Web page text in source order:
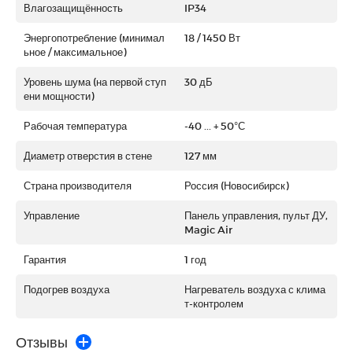
Влагозащищённость IP34
Энергопотребление (минимал
ьное / максимальное)
18 / 1450 Вт
Уровень шума (на первой ступ
ени мощности)
30 дБ
Рабочая температура -40 ... + 50°С
Диаметр отверстия в стене 127 мм
Страна производителя Россия (Новосибирск)
Управление
Панель управления, пульт ДУ,
Magic Air
Гарантия 1 год
Подогрев воздуха
Нагреватель воздуха с клима
т-контролем
Отзывы